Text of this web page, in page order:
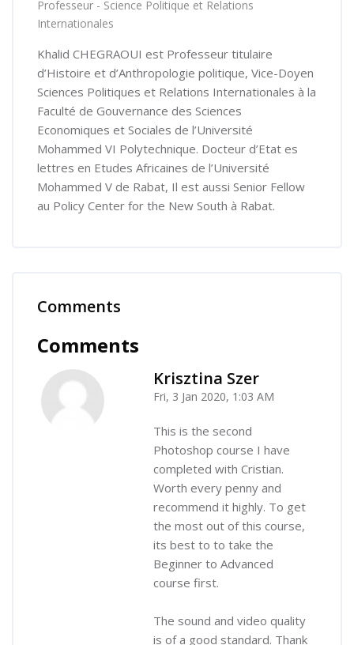
Professeur - Science Politique et Relations
Internationales
Khalid CHEGRAOUI est Professeur titulaire
d’Histoire et d’Anthropologie politique, Vice-Doyen
Sciences Politiques et Relations Internationales à la
Faculté de Gouvernance des Sciences
Economiques et Sociales de l’Université
Mohammed VI Polytechnique. Docteur d’Etat es
lettres en Etudes Africaines de l’Université
Mohammed V de Rabat, Il est aussi Senior Fellow
au Policy Center for the New South à Rabat.
Skip Comments
Comments
Comments
Krisztina Szer
Fri, 3 Jan 2020, 1:03 AM
This is the second
Photoshop course I have
completed with Cristian.
Worth every penny and
recommend it highly. To get
the most out of this course,
its best to to take the
Beginner to Advanced
course first.
The sound and video quality
is of a good standard. Thank